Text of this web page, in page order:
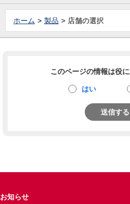
ホーム 製品 店舗の選択
このページの情報は役
はい
送信する
お知らせ